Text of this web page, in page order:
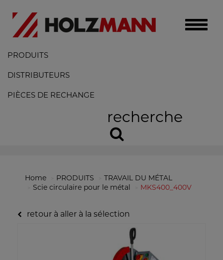
Toggle
PRODUITS
DISTRIBUTEURS
PIÈCES DE RECHANGE
recherche
Home PRODUITS
TRAVAIL DU MÉTAL
Scie circulaire pour le métal
MKS400_400V
retour à aller à la sélection